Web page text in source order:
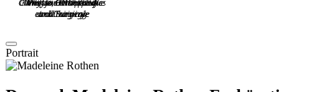
Portrait